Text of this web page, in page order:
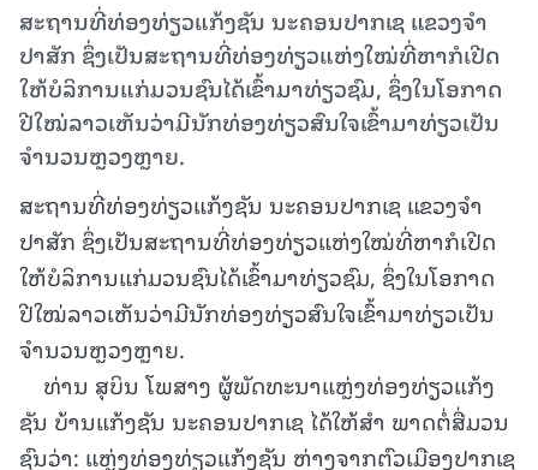
ສະຖານທີ່ທ່ອງທ່ຽວແກ້ງຊັນ ນະຄອນປາກເຊ ແຂວງຈຳ
ປາສັກ ຊຶ່ງເປັນສະຖານທີ່ທ່ອງທ່ຽວແຫ່ງໃໝ່ທີ່ຫາກໍເປີດ
ໃຫ້ບໍລິການແກ່ມວນຊົນໄດ້ເຂົ້າມາທ່ຽວຊົມ, ຊຶ່ງໃນໂອກາດ
ປີໃໝ່ລາວເຫັນວ່າມີນັກທ່ອງທ່ຽວສົນໃຈເຂົ້າມາທ່ຽວເປັນ
ຈຳນວນຫຼວງຫຼາຍ.
ສະຖານທີ່ທ່ອງທ່ຽວແກ້ງຊັນ ນະຄອນປາກເຊ ແຂວງຈຳ
ປາສັກ ຊຶ່ງເປັນສະຖານທີ່ທ່ອງທ່ຽວແຫ່ງໃໝ່ທີ່ຫາກໍເປີດ
ໃຫ້ບໍລິການແກ່ມວນຊົນໄດ້ເຂົ້າມາທ່ຽວຊົມ, ຊຶ່ງໃນໂອກາດ
ປີໃໝ່ລາວເຫັນວ່າມີນັກທ່ອງທ່ຽວສົນໃຈເຂົ້າມາທ່ຽວເປັນ
ຈຳນວນຫຼວງຫຼາຍ.
ທ່ານ ສຸບິນ ໂພສາງ ຜູ້ພັດທະນາແຫຼ່ງທ່ອງທ່ຽວແກ້ງ
ຊັນ ບ້ານແກ້ງຊັນ ນະຄອນປາກເຊ ໄດ້ໃຫ້ສຳ ພາດຕໍ່ສື່ມວນ
ຊົນວ່າ: ແຫຼ່ງທ່ອງທ່ຽວແກ້ງຊັນ ຫ່າງຈາກຕົວເມືອງປາກເຊ